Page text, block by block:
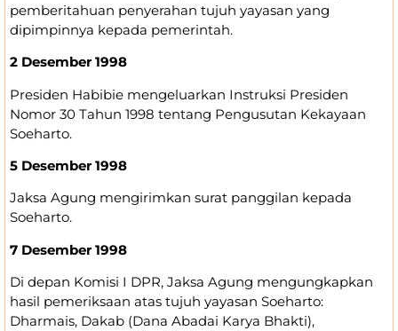
pemberitahuan penyerahan tujuh yayasan yang
dipimpinnya kepada pemerintah.
2 Desember 1998
Presiden Habibie mengeluarkan Instruksi Presiden
Nomor 30 Tahun 1998 tentang Pengusutan Kekayaan
Soeharto.
5 Desember 1998
Jaksa Agung mengirimkan surat panggilan kepada
Soeharto.
7 Desember 1998
Di depan Komisi I DPR, Jaksa Agung mengungkapkan
hasil pemeriksaan atas tujuh yayasan Soeharto:
Dharmais, Dakab (Dana Abadai Karya Bhakti),